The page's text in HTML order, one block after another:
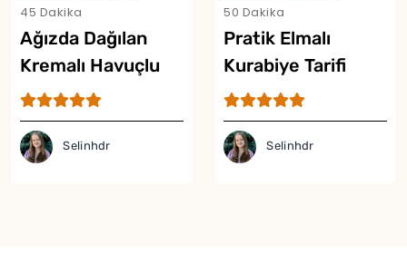
45 Dakika
Ağızda Dağılan
Kremalı Havuçlu
Kurabiye Tarifi
Selinhdr
50 Dakika
Pratik Elmalı
Kurabiye Tarifi
Selinhdr